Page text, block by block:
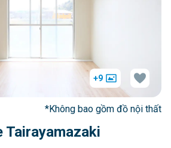
Tairayamazaki
+9
*Không bao gồm đồ nội thất